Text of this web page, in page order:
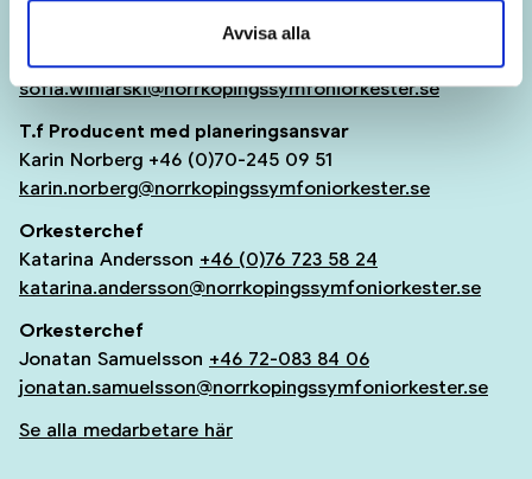
Avvisa alla
Sofia Winiarski +46 70-349 06 10
sofia.winiarski@norrkopingssymfoniorkester.se
T.f Producent med planeringsansvar
Karin Norberg +46 (0)70-245 09 51
karin.norberg@norrkopingssymfoniorkester.se
Orkesterchef
Katarina Andersson +46 (0)76 723 58 24
katarina.andersson@norrkopingssymfoniorkester.se
Orkesterchef
Jonatan Samuelsson +46 72-083 84 06
jonatan.samuelsson@norrkopingssymfoniorkester.se
Se alla medarbetare här